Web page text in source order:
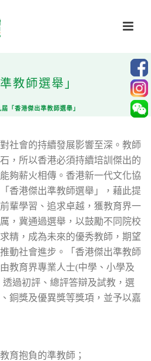
教師選舉」
屆「香港傑出準教師選舉」
社會的持續發展影響至深。教師
，所以香港必須持續培訓傑出的
夠薪火相傳。香港新一代文化協
香港傑出準教師選舉」，藉此提
輩學習、追求卓越，獲教育界一
，冀通過選舉，以鼓勵不同院校
精，成為未來的優秀教師，期望
動社會進步。「香港傑出準教師
教育界專業人士(中學、小學及
過初評、總評答辯及試教，選
銅獎及優異獎等獎項，並予以嘉
育抱負的準教師；